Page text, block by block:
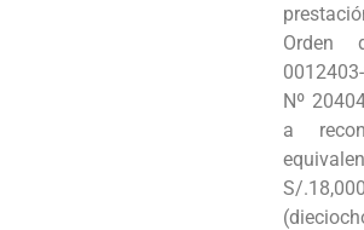
Orden
Nº
a
S/